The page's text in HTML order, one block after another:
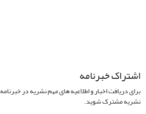
اشتراک خبرنامه
برای دریافت اخبار و اطلاعیه های مهم نشریه در خبرنامه
نشریه مشترک شوید.